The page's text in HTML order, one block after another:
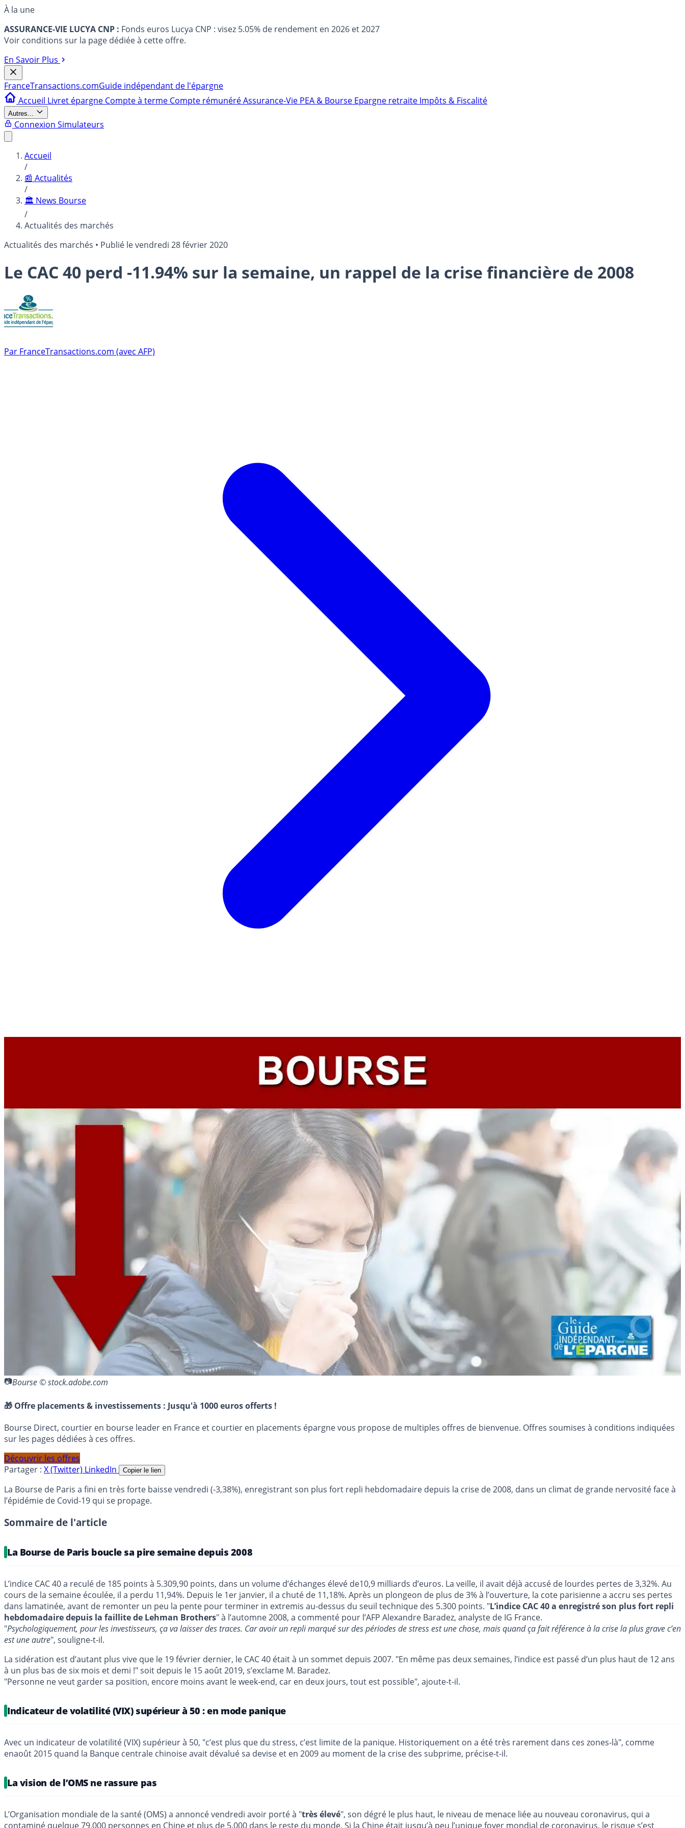
À la une
ASSURANCE-VIE LUCYA CNP : Fonds euros Lucya CNP : visez 5.05% de rendement en 2026 et 2027
Voir conditions sur la page dédiée à cette offre.
En Savoir Plus
FranceTransactions.comGuide indépendant de l'épargne
Accueil Livret épargne Compte à terme Compte rémunéréAssurance-Vie PEA & Bourse Epargne retraite Impôts & Fiscalité
Autres...
Connexion Simulateurs
Accueil
/
📰 Actualités
/
🏛️ News Bourse
/
Actualités des marchés
Actualités des marchés • Publié levendredi 28 février 2020
Le CAC 40 perd -11.94% sur la semaine, un rappel de la crise financière de 2008
Par FranceTransactions.com (avec AFP)
Bourse © stock.adobe.com
🎁 Offre placements & investissements : Jusqu'à 1000 euros offerts !
Bourse Direct, courtier en bourse leader en France et courtier en placements épargne vous propose de multiples offres de bienvenue. Offres soumises à conditions indiquées
sur les pages dédiées à ces offres.
Découvrir les offres
Partager : X (Twitter) LinkedIn Copier le lien
La Bourse de Paris a fini en très forte baisse vendredi (-3,38%), enregistrant son plus fort repli hebdomadaire depuis la crise de 2008, dans un climat de grande nervosité face à
l’épidémie de Covid-19 qui se propage.
Sommaire de l'article
La Bourse de Paris boucle sa pire semaine depuis 2008
L’indice CAC 40 a reculé de 185 points à 5.309,90 points, dans un volume d’échanges élevé de10,9 milliards d’euros. La veille, il avait déjà accusé de lourdes pertes de 3,32%. Au
cours de la semaine écoulée, il a perdu 11,94%. Depuis le 1er janvier, il a chuté de 11,18%. Après un plongeon de plus de 3% à l’ouverture, la cote parisienne a accru ses pertes
dans lamatinée, avant de remonter un peu la pente pour terminer in extremis au-dessus du seuil technique des 5.300 points. "L’indice CAC 40 a enregistré son plus fort repli
hebdomadaire depuis la faillite de Lehman Brothers" à l’automne 2008, a commenté pour l’AFP Alexandre Baradez, analyste de IG France.
"Psychologiquement, pour les investisseurs, ça va laisser des traces. Car avoir un repli marqué sur des périodes de stress est une chose, mais quand ça fait référence à la crise la plus grave c’en
est une autre", souligne-t-il.
La sidération est d’autant plus vive que le 19 février dernier, le CAC 40 était à un sommet depuis 2007. "En même pas deux semaines, l’indice est passé d’un plus haut de 12 ans
à un plus bas de six mois et demi !" soit depuis le 15 août 2019, s’exclame M. Baradez.
"Personne ne veut garder sa position, encore moins avant le week-end, car en deux jours, tout est possible", ajoute-t-il.
Indicateur de volatilité (VIX) supérieur à 50 : en mode panique
Avec un indicateur de volatilité (VIX) supérieur à 50, "c’est plus que du stress, c’est limite de la panique. Historiquement on a été très rarement dans ces zones-là", comme
enaoût 2015 quand la Banque centrale chinoise avait dévalué sa devise et en 2009 au moment de la crise des subprime, précise-t-il.
La vision de l’OMS ne rassure pas
L’Organisation mondiale de la santé (OMS) a annoncé vendredi avoir porté à "très élevé", son dégré le plus haut, le niveau de menace liée au nouveau coronavirus, qui a
contaminé quelque 79.000 personnes en Chine et plus de 5.000 dans le reste du monde. Si la Chine était jusqu’à peu l’unique foyer mondial de coronavirus, le risque s’est